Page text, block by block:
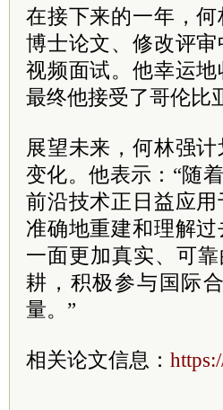
在接下来的一年，
博士论文、修改评
视频面试。他幸运
最终他接受了哥伦比
展望未来，何林强
变化。他表示：“随
前沿技术正日益应
准确地重建和理解
一面更加真实、可
耕，积极参与国际
量。”
相关论文信息：